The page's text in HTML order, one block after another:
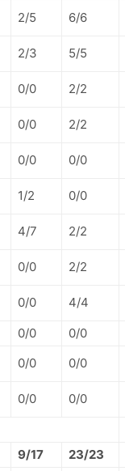
2/5 6/6
2/3 5/5
0/0 2/2
0/0 2/2
0/0 0/0
1/2 0/0
4/7 2/2
0/0 2/2
0/0
4/4
0/0
0/0
0/0 0/0
0/0 0/0
9/17
23/23